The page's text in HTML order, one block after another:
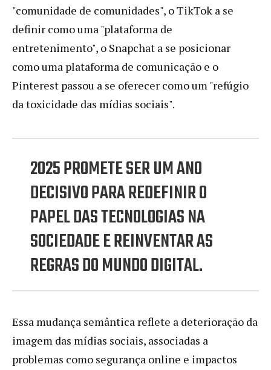
"comunidade de comunidades", o TikTok a se
definir como uma "plataforma de
entretenimento", o Snapchat a se posicionar
como uma plataforma de comunicação e o
Pinterest passou a se oferecer como um "refúgio
da toxicidade das mídias sociais".
2025 PROMETE SER UM ANO
DECISIVO PARA REDEFINIR O
PAPEL DAS TECNOLOGIAS NA
SOCIEDADE E REINVENTAR AS
REGRAS DO MUNDO DIGITAL.
Essa mudança semântica reflete a deterioração da
imagem das mídias sociais, associadas a
problemas como segurança online e impactos